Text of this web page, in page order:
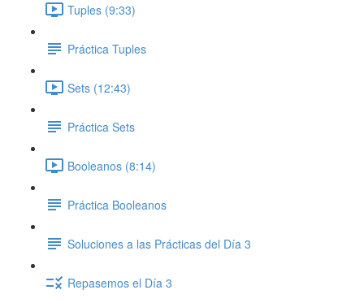
Tuples (9:33)
Práctica Tuples
Sets (12:43)
Práctica Sets
Booleanos (8:14)
Práctica Booleanos
Soluciones a las Prácticas del Día 3
Repasemos el Día 3